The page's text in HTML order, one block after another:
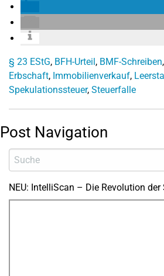
§ 23 EStG, BFH-Urteil, BMF-Schreiben,
Erbschaft, Immobilienverkauf,
Spekulationssteuer, Steuerfalle
Post Navigation
NEU: IntelliScan – Die Revolution der